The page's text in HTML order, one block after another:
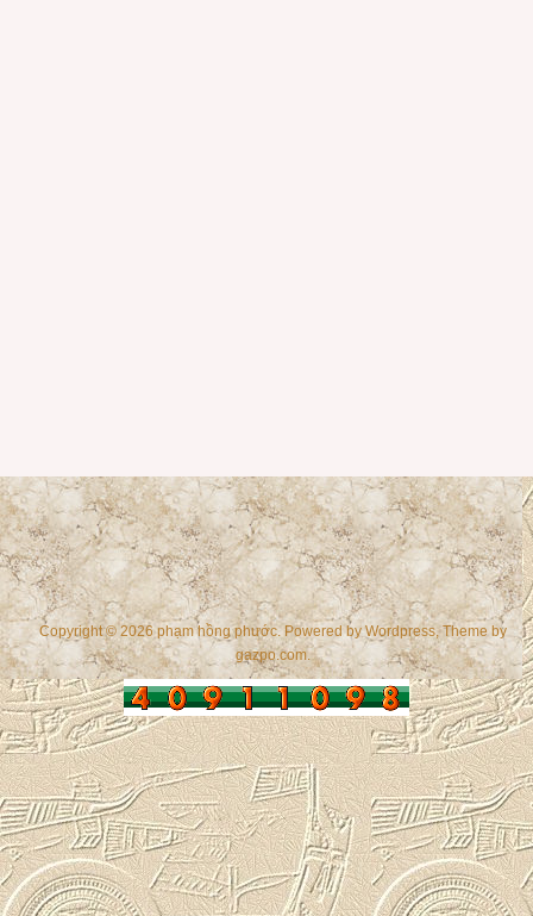
Copyright © 2026 phạm hồng phước. Powered byWordpress, Theme by
gazpo.com.